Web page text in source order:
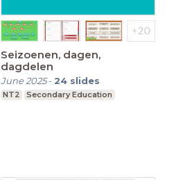
Seizoenen, dagen,
dagdelen
June 2025- 24 slides
NT2 Secondary Education